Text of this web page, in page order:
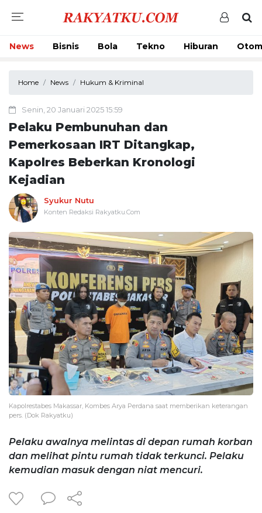
News Bisnis Bola Tekno Hiburan
Home News Hukum & Kriminal
Senin, 20 Januari 2025 15:59
Pelaku Pembunuhan dan
Pemerkosaan IRT Ditangkap,
Kapolres Beberkan Kronologi
Kejadian
Syukur Nutu
Konten Redaksi Rakyatku.Com
Kapolrestabes Makassar, Kombes Arya Perdana saat memberikan keterangan
pers. (Dok Rakyatku)
Pelaku awalnya melintas di depan rumah korban
dan melihat pintu rumah tidak terkunci. Pelaku
kemudian masuk dengan niat mencuri.